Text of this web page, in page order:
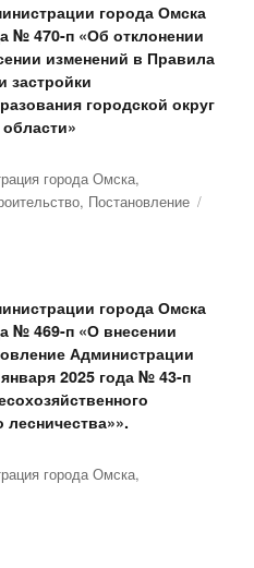
города Омска
№ 470-п «Об отклонении
изменений в Правила
застройки
городской округ
города Омска,
, Постановление
города Омска
№ 469-п «О внесении
Администрации
2025 года № 43-п
лесничества»».
города Омска,